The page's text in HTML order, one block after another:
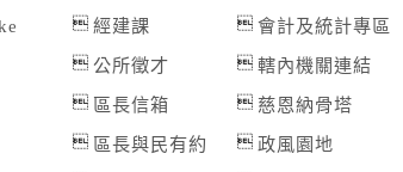
經建課
公所徵才
區長信箱
區長與民有約
會計及統計專區
轄內機關連結
慈恩納骨塔
政風園地